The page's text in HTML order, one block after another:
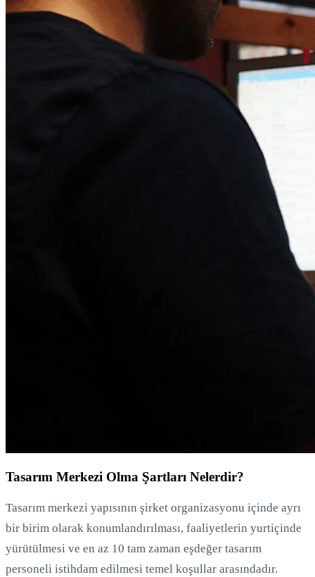
Tasarım Merkezi Olma Şartları Nelerdir?
Tasarım merkezi yapısının şirket organizasyonu içinde ayrı
bir birim olarak konumlandırılması, faaliyetlerin yurtiçinde
yürütülmesi ve en az 10 tam zaman eşdeğer tasarım
personeli istihdam edilmesi temel koşullar arasındadır.